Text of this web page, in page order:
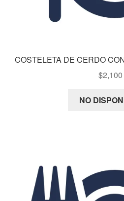
COSTELETA DE CERDO
$2,100
NO